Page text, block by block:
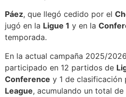
Páez, que llegó cedido por el
jugó en la Ligue 1 y en la
temporada.
En la actual campaña 2025/
participado en 12 partidos de
Conference y 1 de clasificación
League, acumulando un total